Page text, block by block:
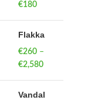
€180
Flakka
€260 –
€2,580
€260
Vandal